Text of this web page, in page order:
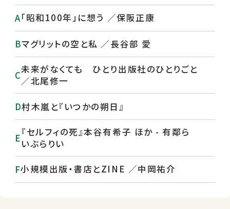
「昭和100年」に想う ／保阪正康
マグリットの空と私 ／長谷部 愛
未来がなくても ひとり出版社のひとりごと
／北尾修一
村木嵐と『いつかの朔日』
『セルフィの死』本谷有希子 ほか - 有鄰ら
いぶらりい
小規模出版・書店とZINE ／中岡祐介